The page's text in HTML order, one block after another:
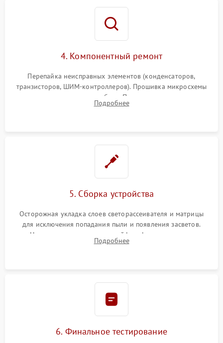
4. Компонентный ремонт
Перепайка неисправных элементов (конденсаторов,
транзисторов, ШИМ-контроллеров). Прошивка микросхемы
памяти при программных сбоях. При поломке подсветки —
разборка матрицы и замена выгоревших светодиодов.
Подробнее
5. Сборка устройства
Осторожная укладка слоев светорассеивателя и матрицы
для исключения попадания пыли и появления засветов.
Надежное подключение шлейфов, фиксация плат и
аккуратное защелкивание пластикового корпуса монитора.
Подробнее
6. Финальное тестирование